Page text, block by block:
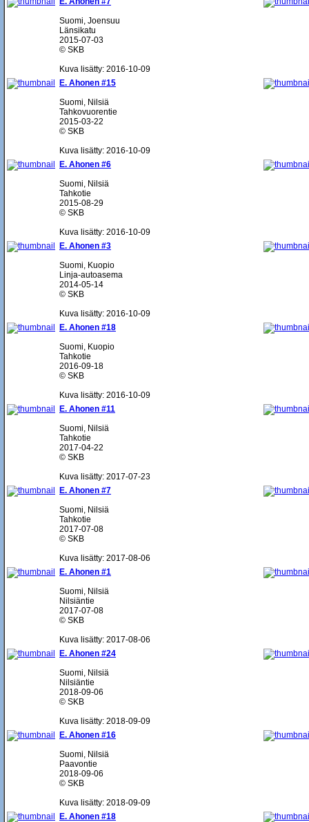
Suomi, Joensuu
Länsikatu
2015-07-03
© SKB
Kuva lisätty: 2016-10-09
E. Ahonen #15
Suomi, Nilsiä
Tahkovuorentie
2015-03-22
© SKB
Kuva lisätty: 2016-10-09
E. Ahonen #6
Suomi, Nilsiä
Tahkotie
2015-08-29
© SKB
Kuva lisätty: 2016-10-09
E. Ahonen #3
Suomi, Kuopio
Linja-autoasema
2014-05-14
© SKB
Kuva lisätty: 2016-10-09
E. Ahonen #18
Suomi, Kuopio
Tahkotie
2016-09-18
© SKB
Kuva lisätty: 2016-10-09
E. Ahonen #11
Suomi, Nilsiä
Tahkotie
2017-04-22
© SKB
Kuva lisätty: 2017-07-23
E. Ahonen #7
Suomi, Nilsiä
Tahkotie
2017-07-08
© SKB
Kuva lisätty: 2017-08-06
E. Ahonen #1
Suomi, Nilsiä
Nilsiäntie
2017-07-08
© SKB
Kuva lisätty: 2017-08-06
E. Ahonen #24
Suomi, Nilsiä
Nilsiäntie
2018-09-06
© SKB
Kuva lisätty: 2018-09-09
E. Ahonen #16
Suomi, Nilsiä
Paavontie
2018-09-06
© SKB
Kuva lisätty: 2018-09-09
E. Ahonen #18